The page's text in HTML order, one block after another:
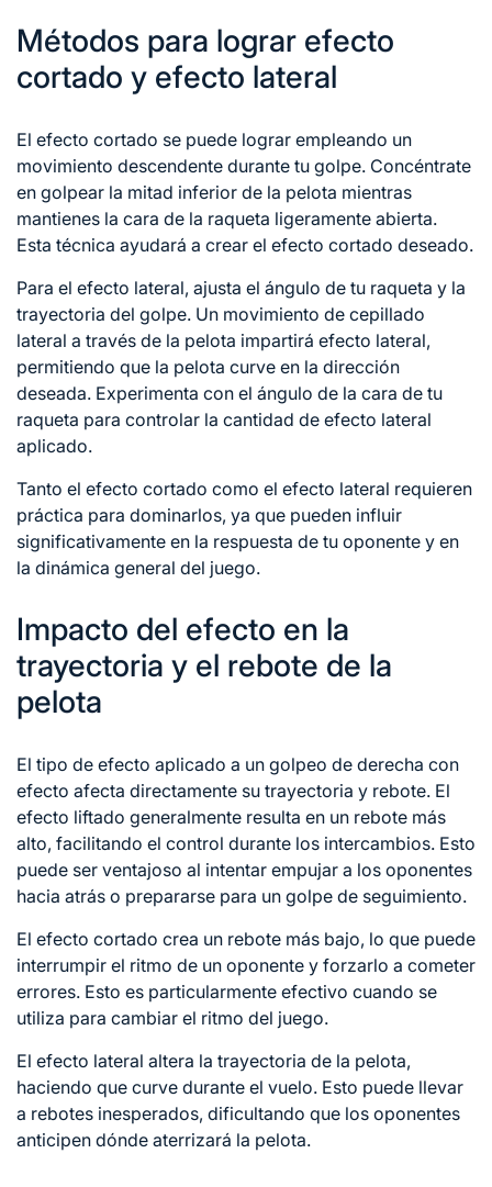
Métodos para lograr efecto
cortado y efecto lateral
El efecto cortado se puede lograr empleando un
movimiento descendente durante tu golpe. Concéntrate
en golpear la mitad inferior de la pelota mientras
mantienes la cara de la raqueta ligeramente abierta.
Esta técnica ayudará a crear el efecto cortado deseado.
Para el efecto lateral, ajusta el ángulo de tu raqueta y la
trayectoria del golpe. Un movimiento de cepillado
lateral a través de la pelota impartirá efecto lateral,
permitiendo que la pelota curve en la dirección
deseada. Experimenta con el ángulo de la cara de tu
raqueta para controlar la cantidad de efecto lateral
aplicado.
Tanto el efecto cortado como el efecto lateral requieren
práctica para dominarlos, ya que pueden influir
significativamente en la respuesta de tu oponente y en
la dinámica general del juego.
Impacto del efecto en la
trayectoria y el rebote de la
pelota
El tipo de efecto aplicado a un golpeo de derecha con
efecto afecta directamente su trayectoria y rebote. El
efecto liftado generalmente resulta en un rebote más
alto, facilitando el control durante los intercambios. Esto
puede ser ventajoso al intentar empujar a los oponentes
hacia atrás o prepararse para un golpe de seguimiento.
El efecto cortado crea un rebote más bajo, lo que puede
interrumpir el ritmo de un oponente y forzarlo a cometer
errores. Esto es particularmente efectivo cuando se
utiliza para cambiar el ritmo del juego.
El efecto lateral altera la trayectoria de la pelota,
haciendo que curve durante el vuelo. Esto puede llevar
a rebotes inesperados, dificultando que los oponentes
anticipen dónde aterrizará la pelota.